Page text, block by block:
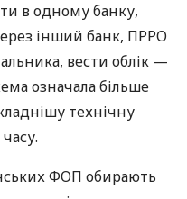
в одному банку,
інший банк, ПРРО
вести облік —
означала більше
технічну
ФОП обирають